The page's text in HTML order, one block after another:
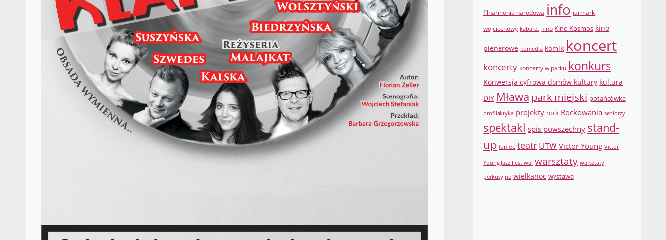
filharmonia narodowa info jarmark
wojciechowy kabaret kino Kino Kosmos kino
plenerowe komedia komik koncert
koncerty koncerty w parku konkurs
Konwersja cyfrowa domów kultury kultura
DIY Mława park miejski potańcówka
profilaktyka projekty rock Rockowania seniorzy
spektakl spis powszechny stand-
up taniec teatr UTW Victor Young Victor
Young Jazz Festiwal warsztaty warsztaty
perkusyjne wielkanoc wystawa